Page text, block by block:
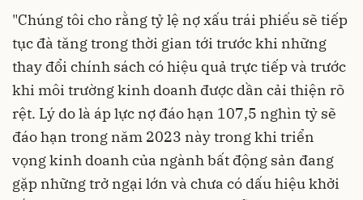
"Chúng tôi cho rằng tỷ lệ nợ xấu trái phiếu sẽ tiếp
tục đà tăng trong thời gian tới trước khi những
thay đổi chính sách có hiệu quả trực tiếp và trước
khi môi trường kinh doanh được dần cải thiện rõ
rệt. Lý do là áp lực nợ đáo hạn 107,5 nghìn tỷ sẽ
đáo hạn trong năm 2023 này trong khi triển
vọng kinh doanh của ngành bất động sản đang
gặp những trở ngại lớn và chưa có dấu hiệu khởi